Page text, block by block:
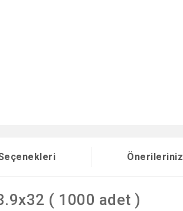
Önerileriniz
( 1000 adet )